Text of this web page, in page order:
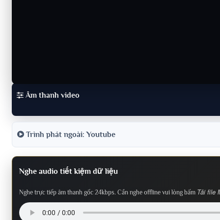
Âm thanh video
Trình phát ngoài: Youtube
Nghe audio tiết kiệm dữ liệu
Nghe trực tiếp âm thanh gốc 24kbps. Cần nghe offline vui lòng bấm Tải file